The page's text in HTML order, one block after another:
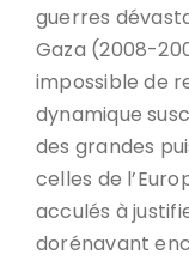
guerres
Gaza (2008-
impossible de
dynamique
des grandes
celles de
acculés à
dorénavant